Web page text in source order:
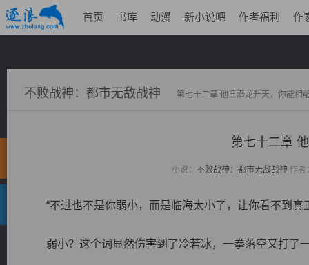
首页 书库 动漫 新小说吧 作者福利 作
不败战神：都市无敌战神 第七十二章 他日潜龙升天，你能相
第七十二章
小说： 不败战神：都市无敌战神 作者
“不过也不是你弱小，而是临海太小了，让你看不到真
弱小？这个词显然伤害到了冷若冰，一拳落空又打了